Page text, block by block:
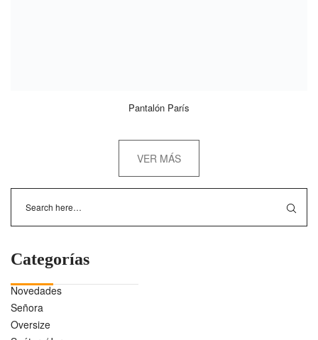
Pantalón París
VER MÁS
Categorías
Novedades
Señora
Oversize